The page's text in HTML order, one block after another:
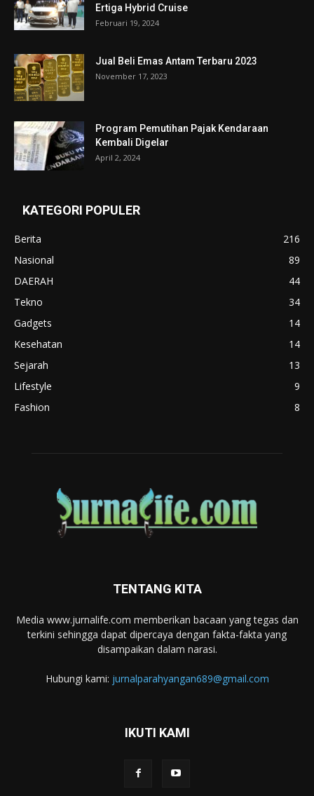
Ertiga Hybrid Cruise
Februari 19, 2024
Jual Beli Emas Antam Terbaru 2023
November 17, 2023
Program Pemutihan Pajak Kendaraan
Kembali Digelar
April 2, 2024
KATEGORI POPULER
Berita
216
Nasional
89
DAERAH
44
Tekno
34
Gadgets
14
Kesehatan
14
Sejarah
13
Lifestyle
9
Fashion
8
TENTANG KITA
Media www.jurnalife.com memberikan bacaan yang tegas dan
terkini sehingga dapat dipercaya dengan fakta-fakta yang
disampaikan dalam narasi.
Hubungi kami: jurnalparahyangan689@gmail.com
IKUTI KAMI